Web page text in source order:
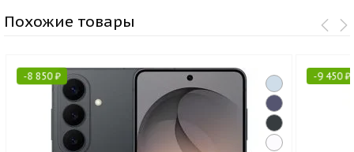
Похожие товары
-8 850₽ -9 450₽